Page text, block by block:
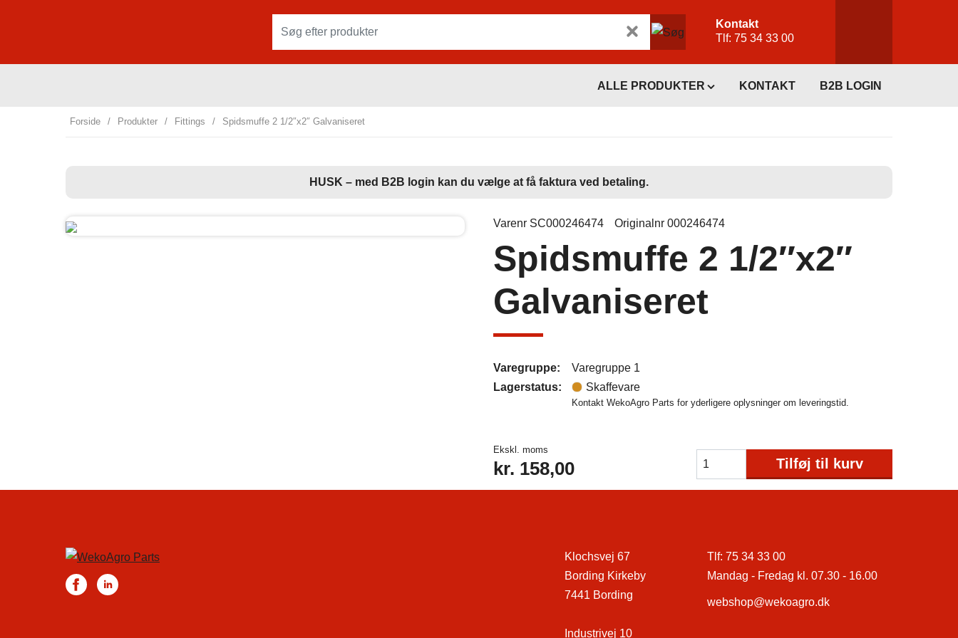
Kontakt
Tlf: 75 34 33 00
ALLE PRODUKTER KONTAKT B2B LOGIN
Forside / Produkter / Fittings / Spidsmuffe 2 1/2″x2″ Galvaniseret
HUSK – med B2B login kan du vælge at få faktura ved betaling.
Varenr SC000246474 Originalnr 000246474
Spidsmuffe 2 1/2″x2″
Galvaniseret
Varegruppe:
Varegruppe 1
Lagerstatus:
Skaffevare
Kontakt WekoAgro Parts for yderligere oplysninger om leveringstid.
Ekskl. moms
kr. 158,00 Tilføj til kurv
Klochsvej 67
Bording Kirkeby
7441 Bording
Industrivej 10
Tlf: 75 34 33 00
Mandag - Fredag kl. 07.30 - 16.00
webshop@wekoagro.dk